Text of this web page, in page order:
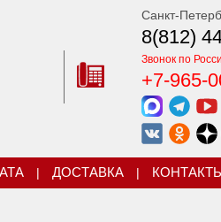
Санкт-
8(812)
Звонок по
+7-965-
| ДОСТАВКА | КОНТАКТЫ